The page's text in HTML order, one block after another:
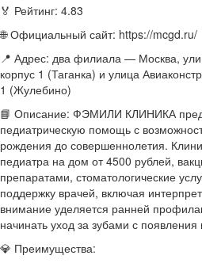
🏅 Рейтинг: 4.83
🌐 Официальный сайт: https://mcgd.ru/
📍 Адрес: два филиала — Москва,
корпус 1 (Таганка) и улица
1 (Жулебино)
📘 Описание: ФЭМИЛИ КЛИНИКА
педиатрическую помощь с
рождения до совершеннолетия.
педиатра на дом от 4500 рублей,
препаратами, стоматологические
поддержку врачей, включая
внимание уделяется ранней
начинать уход за зубами с
💎 Преимущества: